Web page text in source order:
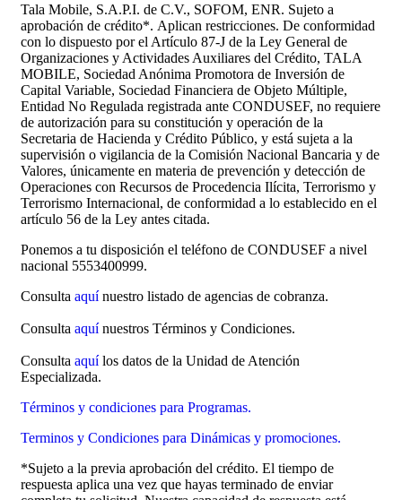
Tala Mobile, S.A.P.I. de C.V., SOFOM, ENR. Sujeto a
aprobación de crédito*. Aplican restricciones. De conformidad
con lo dispuesto por el Artículo 87-J de la Ley General de
Organizaciones y Actividades Auxiliares del Crédito, TALA
MOBILE, Sociedad Anónima Promotora de Inversión de
Capital Variable, Sociedad Financiera de Objeto Múltiple,
Entidad No Regulada registrada ante CONDUSEF, no requiere
de autorización para su constitución y operación de la
Secretaria de Hacienda y Crédito Público, y está sujeta a la
supervisión o vigilancia de la Comisión Nacional Bancaria y de
Valores, únicamente en materia de prevención y detección de
Operaciones con Recursos de Procedencia Ilícita, Terrorismo y
Terrorismo Internacional, de conformidad a lo establecido en el
artículo 56 de la Ley antes citada.
Ponemos a tu disposición el teléfono de CONDUSEF a nivel
nacional 5553400999.
Consulta aquínuestro listado de agencias de cobranza.
Consulta aquínuestros Términos y Condiciones.
Consulta aquílos datos de la Unidad de Atención
Especializada.
Términos y condiciones para Programas.
Terminos y Condiciones para Dinámicas y promociones.
*Sujeto a la previa aprobación del crédito. El tiempo de
respuesta aplica una vez que hayas terminado de enviar